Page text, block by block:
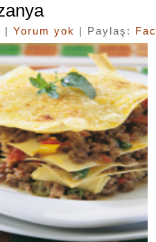
| Yorum yok | Paylaş: